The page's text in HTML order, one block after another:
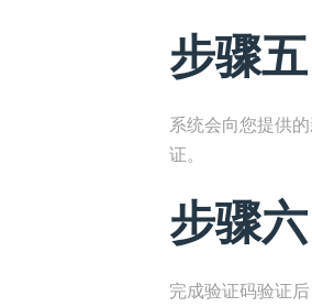
步骤
系统会向您提供
证。
步骤
完成验证码验证